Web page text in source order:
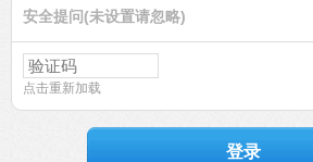
安全提问(未设置请忽略)
点击重新加载
登录